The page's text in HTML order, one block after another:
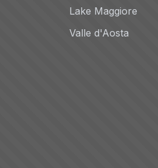
Lake Maggiore
Valle d'Aosta